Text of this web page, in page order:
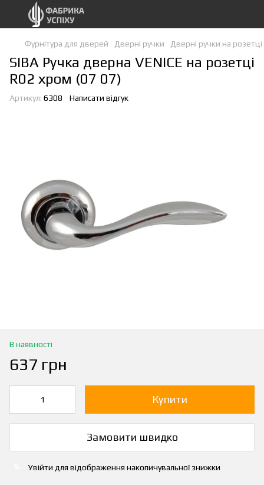
Фурнітура для дверей Дверні ручки Дверні ручки на розетці
SIBA Ручка дверна VENICE на розетці
R02 хром (07 07)
Артикул: 6308 Написати відгук
В наявності
637 грн
Купити
Замовити швидко
Увійти для відображення накопичувальної знижки